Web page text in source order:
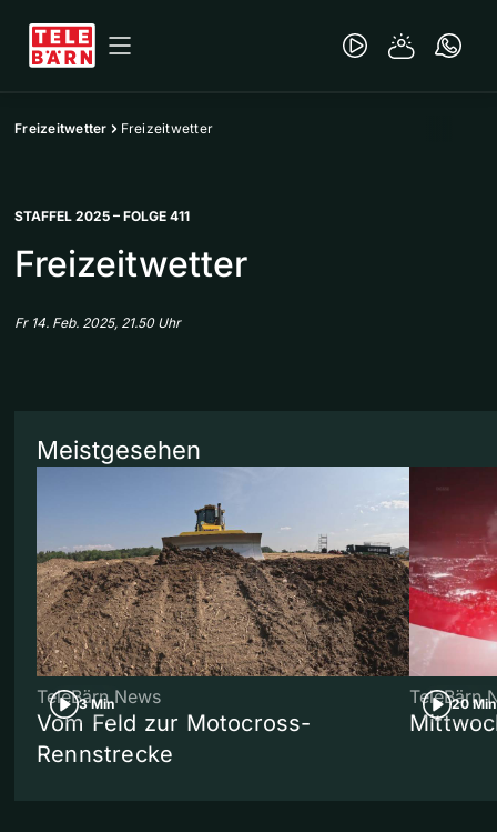
Freizeitwetter Freizeitwetter
STAFFEL 2025 – FOLGE 411
Freizeitwetter
Fr 14. Feb. 2025, 21.50 Uhr
Meistgesehen
3 Min
TeleBärn News
Vom Feld zur Motocross-
Rennstrecke
20 Min
TeleBärn